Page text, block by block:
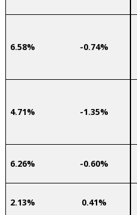
-0.74%
6.58%
-1.35%
4.71%
-0.60%
6.26%
0.41%
2.13%